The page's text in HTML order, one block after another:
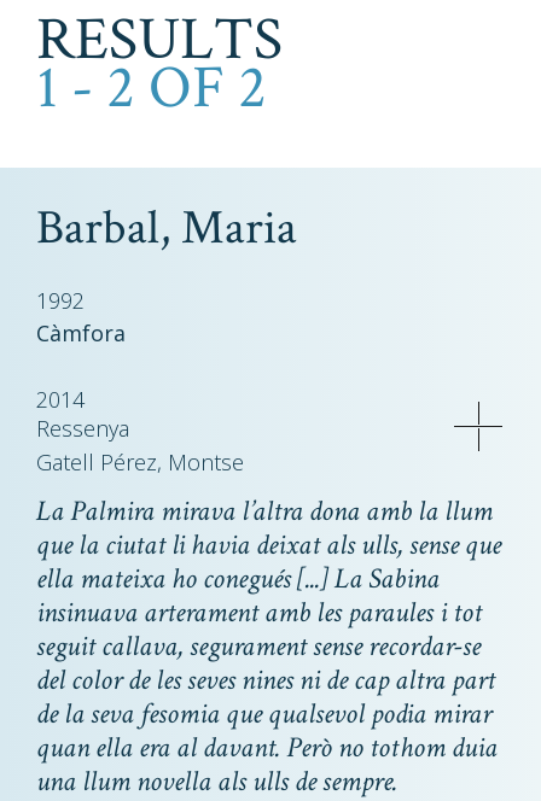
RESULTS
1 - 2 OF 2
Barbal, Maria
1992
Càmfora
2014
Ressenya
Gatell Pérez, Montse
La Palmira mirava l’altra dona amb la llum
que la ciutat li havia deixat als ulls, sense que
ella mateixa ho conegués [...] La Sabina
insinuava arterament amb les paraules i tot
seguit callava, segurament sense recordar-se
del color de les seves nines ni de cap altra part
de la seva fesomia que qualsevol podia mirar
quan ella era al davant. Però no tothom duia
una llum novella als ulls de sempre.